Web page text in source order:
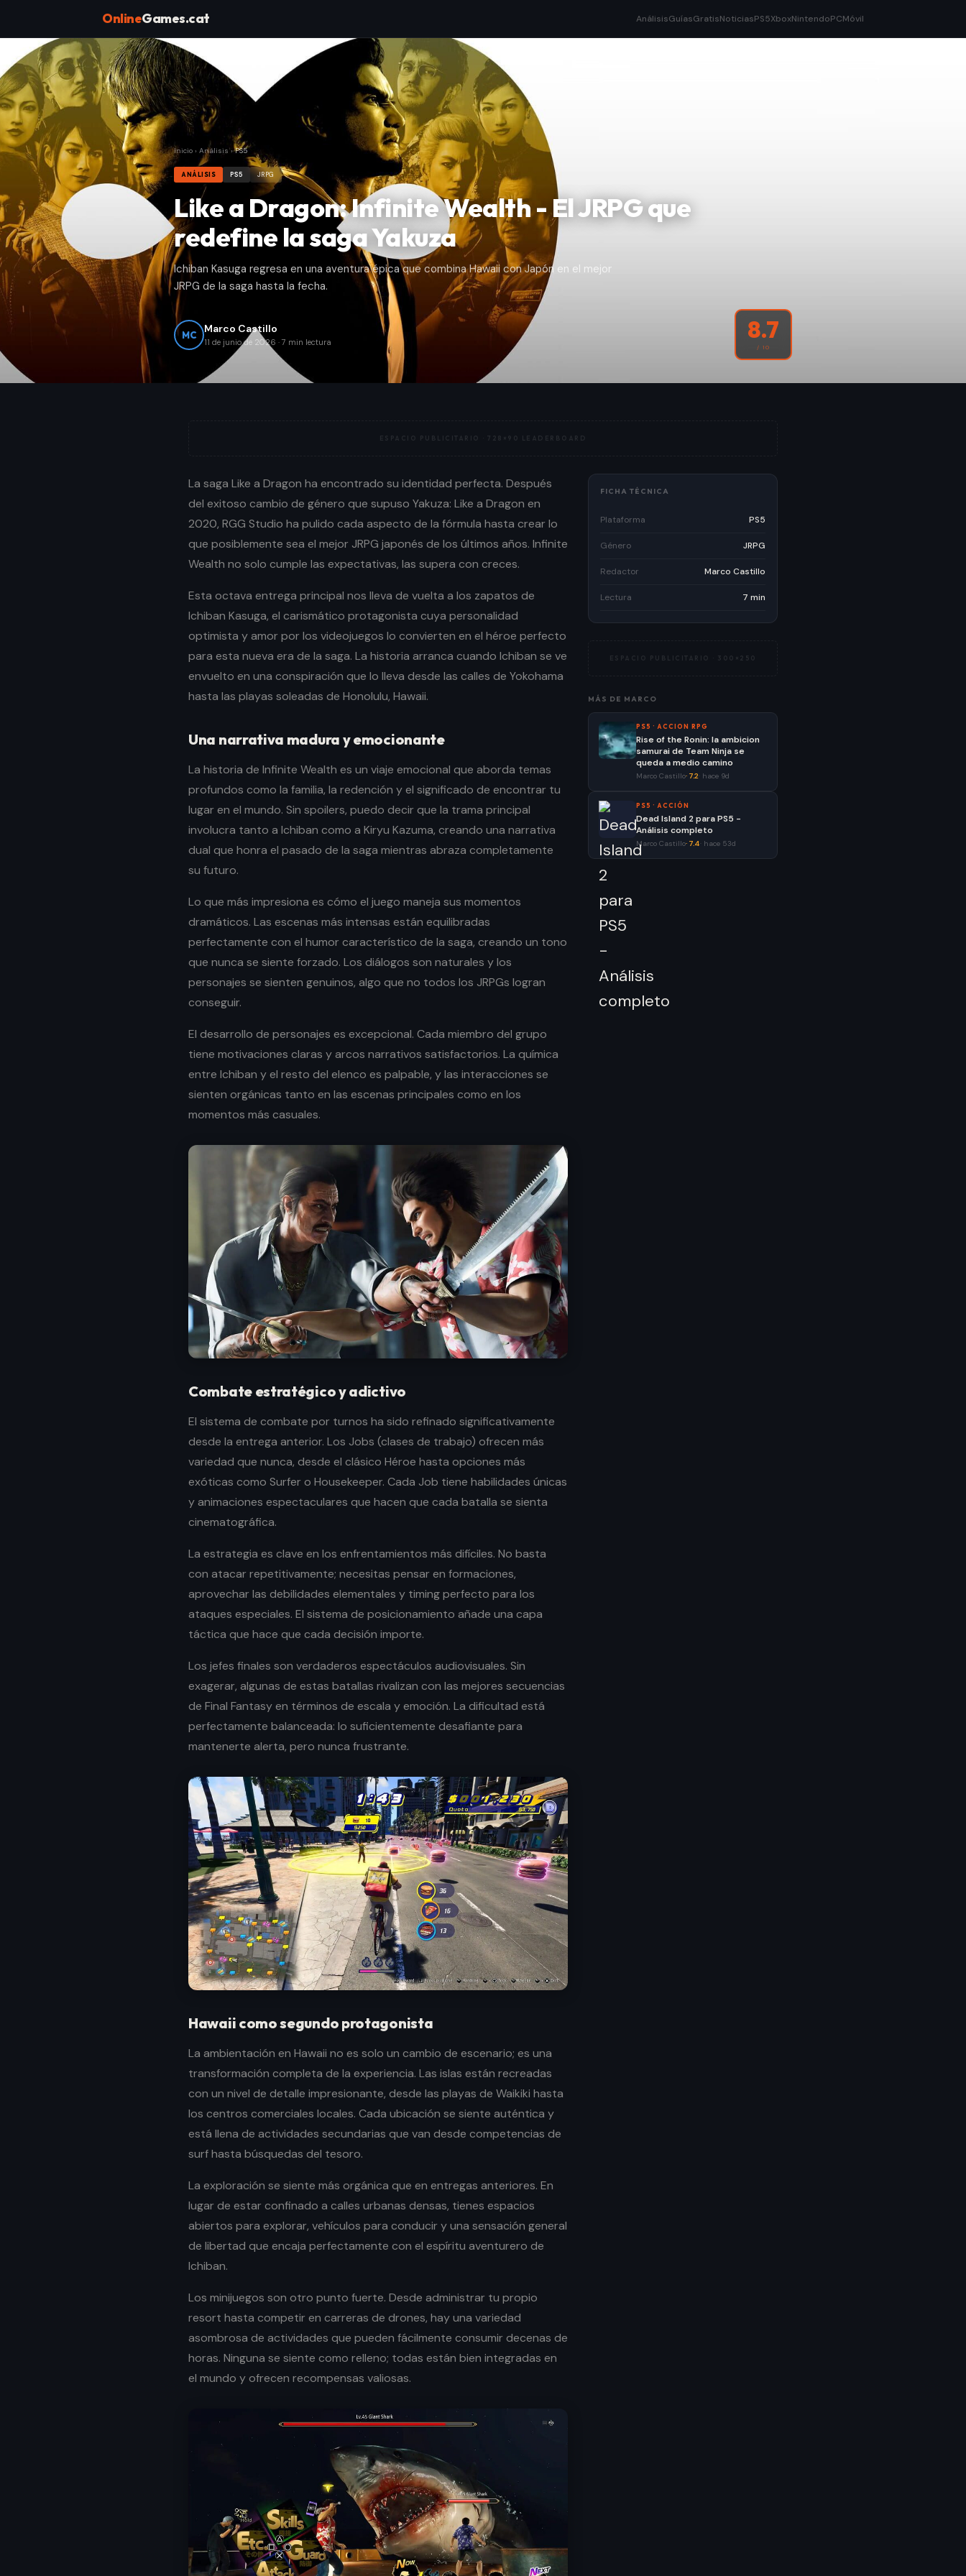
OnlineGames.cat AnálisisGuíasGratisNoticiasPS5XboxNintendoPCMóvil
Inicio › Análisis›PS5
ANÁLISIS PS5 JRPG
Like a Dragon: Infinite Wealth - El JRPG que
redefine la saga Yakuza
Ichiban Kasuga regresa en una aventura épica que combina Hawaii con Japón en el mejor
JRPG de la saga hasta la fecha.
MC Marco Castillo
11 de junio de 2026 · 7 min lectura 8.7
/ 10
ESPACIO PUBLICITARIO ·728×90 LEADERBOARD
La saga Like a Dragon ha encontrado su identidad perfecta. Después
del exitoso cambio de género que supuso Yakuza: Like a Dragon en
2020, RGG Studio ha pulido cada aspecto de la fórmula hasta crear lo
que posiblemente sea el mejor JRPG japonés de los últimos años. Infinite
Wealth no solo cumple las expectativas, las supera con creces.
Esta octava entrega principal nos lleva de vuelta a los zapatos de
Ichiban Kasuga, el carismático protagonista cuya personalidad
optimista y amor por los videojuegos lo convierten en el héroe perfecto
para esta nueva era de la saga. La historia arranca cuando Ichiban se ve
envuelto en una conspiración que lo lleva desde las calles de Yokohama
hasta las playas soleadas de Honolulu, Hawaii.
Una narrativa madura y emocionante
La historia de Infinite Wealth es un viaje emocional que aborda temas
profundos como la familia, la redención y el significado de encontrar tu
lugar en el mundo. Sin spoilers, puedo decir que la trama principal
involucra tanto a Ichiban como a Kiryu Kazuma, creando una narrativa
dual que honra el pasado de la saga mientras abraza completamente
su futuro.
Lo que más impresiona es cómo el juego maneja sus momentos
dramáticos. Las escenas más intensas están equilibradas
perfectamente con el humor característico de la saga, creando un tono
que nunca se siente forzado. Los diálogos son naturales y los
personajes se sienten genuinos, algo que no todos los JRPGs logran
conseguir.
El desarrollo de personajes es excepcional. Cada miembro del grupo
tiene motivaciones claras y arcos narrativos satisfactorios. La química
entre Ichiban y el resto del elenco es palpable, y las interacciones se
sienten orgánicas tanto en las escenas principales como en los
momentos más casuales.
Combate estratégico y adictivo
El sistema de combate por turnos ha sido refinado significativamente
desde la entrega anterior. Los Jobs (clases de trabajo) ofrecen más
variedad que nunca, desde el clásico Héroe hasta opciones más
exóticas como Surfer o Housekeeper. Cada Job tiene habilidades únicas
y animaciones espectaculares que hacen que cada batalla se sienta
cinematográfica.
La estrategia es clave en los enfrentamientos más difíciles. No basta
con atacar repetitivamente; necesitas pensar en formaciones,
aprovechar las debilidades elementales y timing perfecto para los
ataques especiales. El sistema de posicionamiento añade una capa
táctica que hace que cada decisión importe.
Los jefes finales son verdaderos espectáculos audiovisuales. Sin
exagerar, algunas de estas batallas rivalizan con las mejores secuencias
de Final Fantasy en términos de escala y emoción. La dificultad está
perfectamente balanceada: lo suficientemente desafiante para
mantenerte alerta, pero nunca frustrante.
Hawaii como segundo protagonista
La ambientación en Hawaii no es solo un cambio de escenario; es una
transformación completa de la experiencia. Las islas están recreadas
con un nivel de detalle impresionante, desde las playas de Waikiki hasta
los centros comerciales locales. Cada ubicación se siente auténtica y
está llena de actividades secundarias que van desde competencias de
surf hasta búsquedas del tesoro.
La exploración se siente más orgánica que en entregas anteriores. En
lugar de estar confinado a calles urbanas densas, tienes espacios
abiertos para explorar, vehículos para conducir y una sensación general
de libertad que encaja perfectamente con el espíritu aventurero de
Ichiban.
Los minijuegos son otro punto fuerte. Desde administrar tu propio
resort hasta competir en carreras de drones, hay una variedad
asombrosa de actividades que pueden fácilmente consumir decenas de
horas. Ninguna se siente como relleno; todas están bien integradas en
el mundo y ofrecen recompensas valiosas.
FICHA TÉCNICA
Plataforma PS5
Género JRPG
Redactor Marco Castillo
Lectura 7 min
ESPACIO PUBLICITARIO · 300×250
MÁS DE MARCO
PS5 · ACCION RPG
Rise of the Ronin: la ambicion
samurai de Team Ninja se
queda a medio camino
Marco Castillo· 7.2 hace 9d
PS5 · ACCIÓN
Dead Island 2 para PS5 -
Análisis completo
Marco Castillo· 7.4 hace 53d